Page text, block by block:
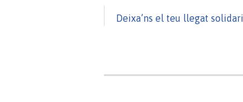
Deixa’ns el teu llegat solidari